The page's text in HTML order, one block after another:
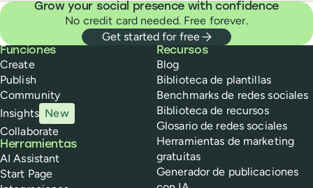
Grow your social presence with confidence
No credit card needed. Free forever.
Get started for free
Buffer
Funciones
Create
Publish
Community
Insights New
Collaborate
Herramientas
AI Assistant
Start Page
Recursos
Blog
Biblioteca de plantillas
Benchmarks de redes sociales
Biblioteca de recursos
Glosario de redes sociales
Herramientas de marketing
gratuitas
Generador de publicaciones